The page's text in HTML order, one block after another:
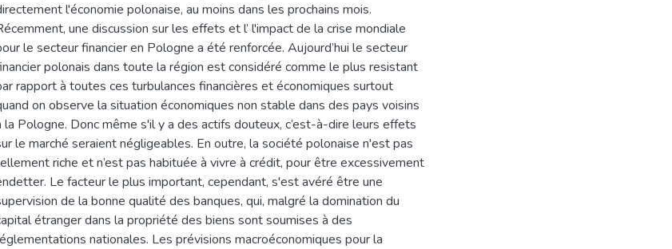
l'économie polonaise, au moins dans les prochains mois.
une discussion sur les effets et l’ l'impact de la crise mondiale
le secteur financier en Pologne a été renforcée. Aujourd’hui le secteur
polonais dans toute la région est considéré comme le plus resistant
rapport à toutes ces turbulances financières et économiques surtout
on observe la situation économiques non stable dans des pays voisins
la Pologne. Donc même s'il y a des actifs douteux, c’est-à-dire leurs effets
le marché seraient négligeables. En outre, la société polonaise n'est pas
riche et n’est pas habituée à vivre à crédit, pour être excessivement
Le facteur le plus important, cependant, s'est avéré être une
de la bonne qualité des banques, qui, malgré la domination du
étranger dans la propriété des biens sont soumises à des
nationales. Les prévisions macroéconomiques pour la